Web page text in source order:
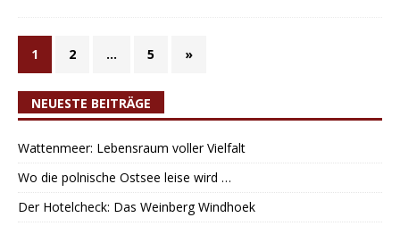
1 2 … 5 »
NEUESTE BEITRÄGE
Wattenmeer: Lebensraum voller Vielfalt
Wo die polnische Ostsee leise wird …
Der Hotelcheck: Das Weinberg Windhoek